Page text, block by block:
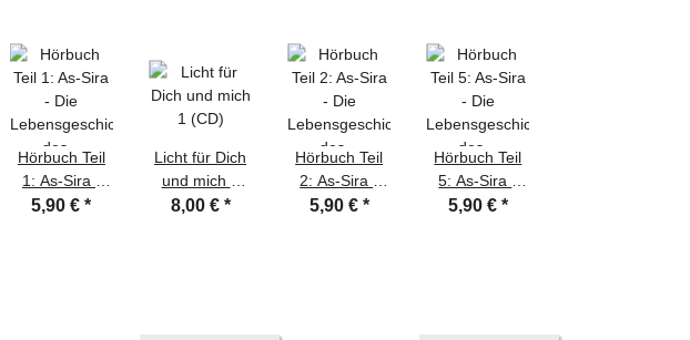
Hörbuch Teil
1: As-Sira -
Die
5,90 €*
Licht für Dich
und mich 1
(CD)
8,00 € *
Hörbuch Teil
2: As-Sira -
Die
5,90 € *
Hörbuch Teil
5: As-Sira -
Die
5,90 € *